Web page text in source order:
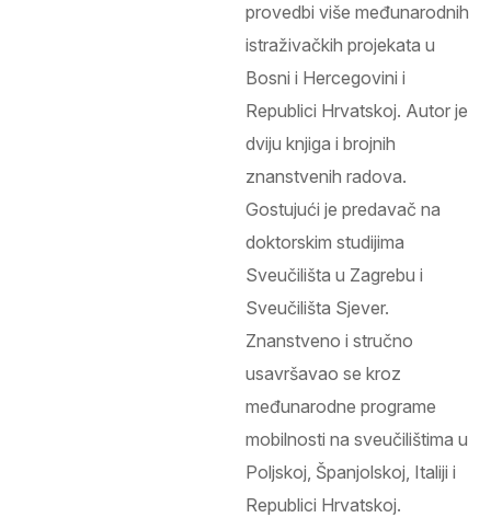
provedbi više međunarodnih
istraživačkih projekata u
Bosni i Hercegovini i
Republici Hrvatskoj. Autor je
dviju knjiga i brojnih
znanstvenih radova.
Gostujući je predavač na
doktorskim studijima
Sveučilišta u Zagrebu i
Sveučilišta Sjever.
Znanstveno i stručno
usavršavao se kroz
međunarodne programe
mobilnosti na sveučilištima u
Poljskoj, Španjolskoj, Italiji i
Republici Hrvatskoj.